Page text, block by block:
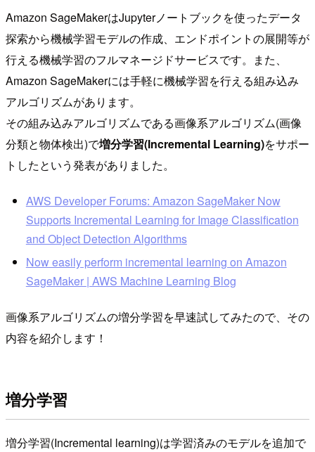
Amazon SageMakerはJupyterノートブックを使ったデータ
探索から機械学習モデルの作成、エンドポイントの展開等が
行える機械学習のフルマネージドサービスです。また、
Amazon SageMakerには手軽に機械学習を行える組み込み
アルゴリズムがあります。
その組み込みアルゴリズムである画像系アルゴリズム(画像
分類と物体検出)で増分学習(Incremental Learning)をサポー
トしたという発表がありました。
AWS Developer Forums: Amazon SageMaker Now
Supports Incremental Learning for Image Classification
and Object Detection Algorithms
Now easily perform incremental learning on Amazon
SageMaker | AWS Machine Learning Blog
画像系アルゴリズムの増分学習を早速試してみたので、その
内容を紹介します！
増分学習
増分学習(Incremental learning)は学習済みのモデルを追加で